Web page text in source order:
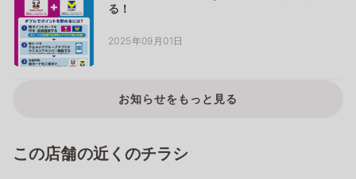
る！
2025年09月01日
お知らせをもっと見る
この店舗の近くのチラシ